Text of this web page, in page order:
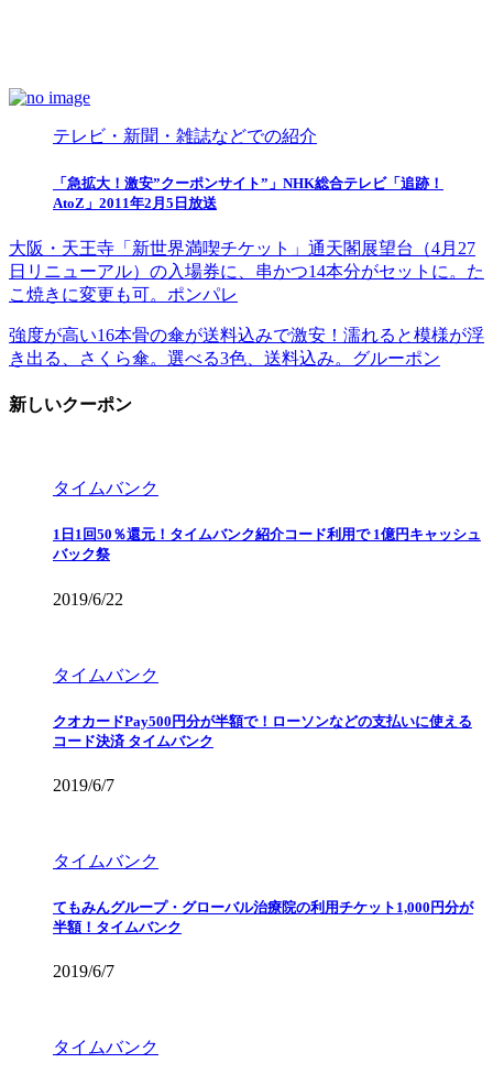
テレビ・新聞・雑誌などでの紹介
「急拡大！激安”クーポンサイト”」NHK総合テレビ「追跡！
AtoZ」2011年2月5日放送
大阪・天王寺「新世界満喫チケット」通天閣展望台（4月27
日リニューアル）の入場券に、串かつ14本分がセットに。た
こ焼きに変更も可。ポンパレ
強度が高い16本骨の傘が送料込みで激安！濡れると模様が浮
き出る、さくら傘。選べる3色、送料込み。グルーポン
新しいクーポン
タイムバンク
1日1回50％還元！タイムバンク紹介コード利用で 1億円キャッシュ
バック祭
2019/6/22
タイムバンク
クオカードPay500円分が半額で！ローソンなどの支払いに使える
コード決済 タイムバンク
2019/6/7
タイムバンク
てもみんグループ・グローバル治療院の利用チケット1,000円分が
半額！タイムバンク
2019/6/7
タイムバンク